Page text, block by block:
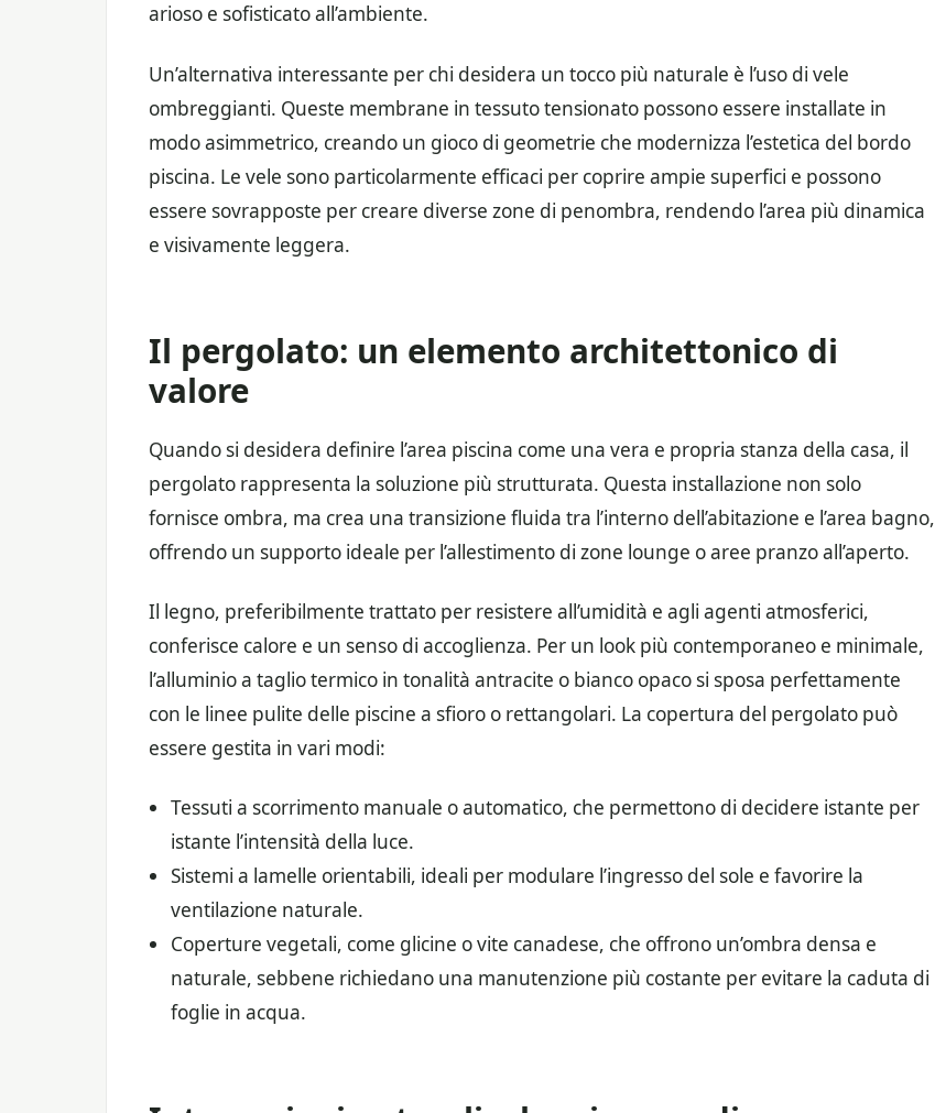
arioso e sofisticato all’ambiente.
Un’alternativa interessante per chi desidera un tocco più naturale è l’uso di vele
ombreggianti. Queste membrane in tessuto tensionato possono essere installate in
modo asimmetrico, creando un gioco di geometrie che modernizza l’estetica del bordo
piscina. Le vele sono particolarmente efficaci per coprire ampie superfici e possono
essere sovrapposte per creare diverse zone di penombra, rendendo l’area più dinamica
e visivamente leggera.
Il pergolato: un elemento architettonico di
valore
Quando si desidera definire l’area piscina come una vera e propria stanza della casa, il
pergolato rappresenta la soluzione più strutturata. Questa installazione non solo
fornisce ombra, ma crea una transizione fluida tra l’interno dell’abitazione e l’area bagno,
offrendo un supporto ideale per l’allestimento di zone lounge o aree pranzo all’aperto.
Il legno, preferibilmente trattato per resistere all’umidità e agli agenti atmosferici,
conferisce calore e un senso di accoglienza. Per un look più contemporaneo e minimale,
l’alluminio a taglio termico in tonalità antracite o bianco opaco si sposa perfettamente
con le linee pulite delle piscine a sfioro o rettangolari. La copertura del pergolato può
essere gestita in vari modi:
Tessuti a scorrimento manuale o automatico, che permettono di decidere istante per
istante l’intensità della luce.
Sistemi a lamelle orientabili, ideali per modulare l’ingresso del sole e favorire la
ventilazione naturale.
Coperture vegetali, come glicine o vite canadese, che offrono un’ombra densa e
naturale, sebbene richiedano una manutenzione più costante per evitare la caduta di
foglie in acqua.